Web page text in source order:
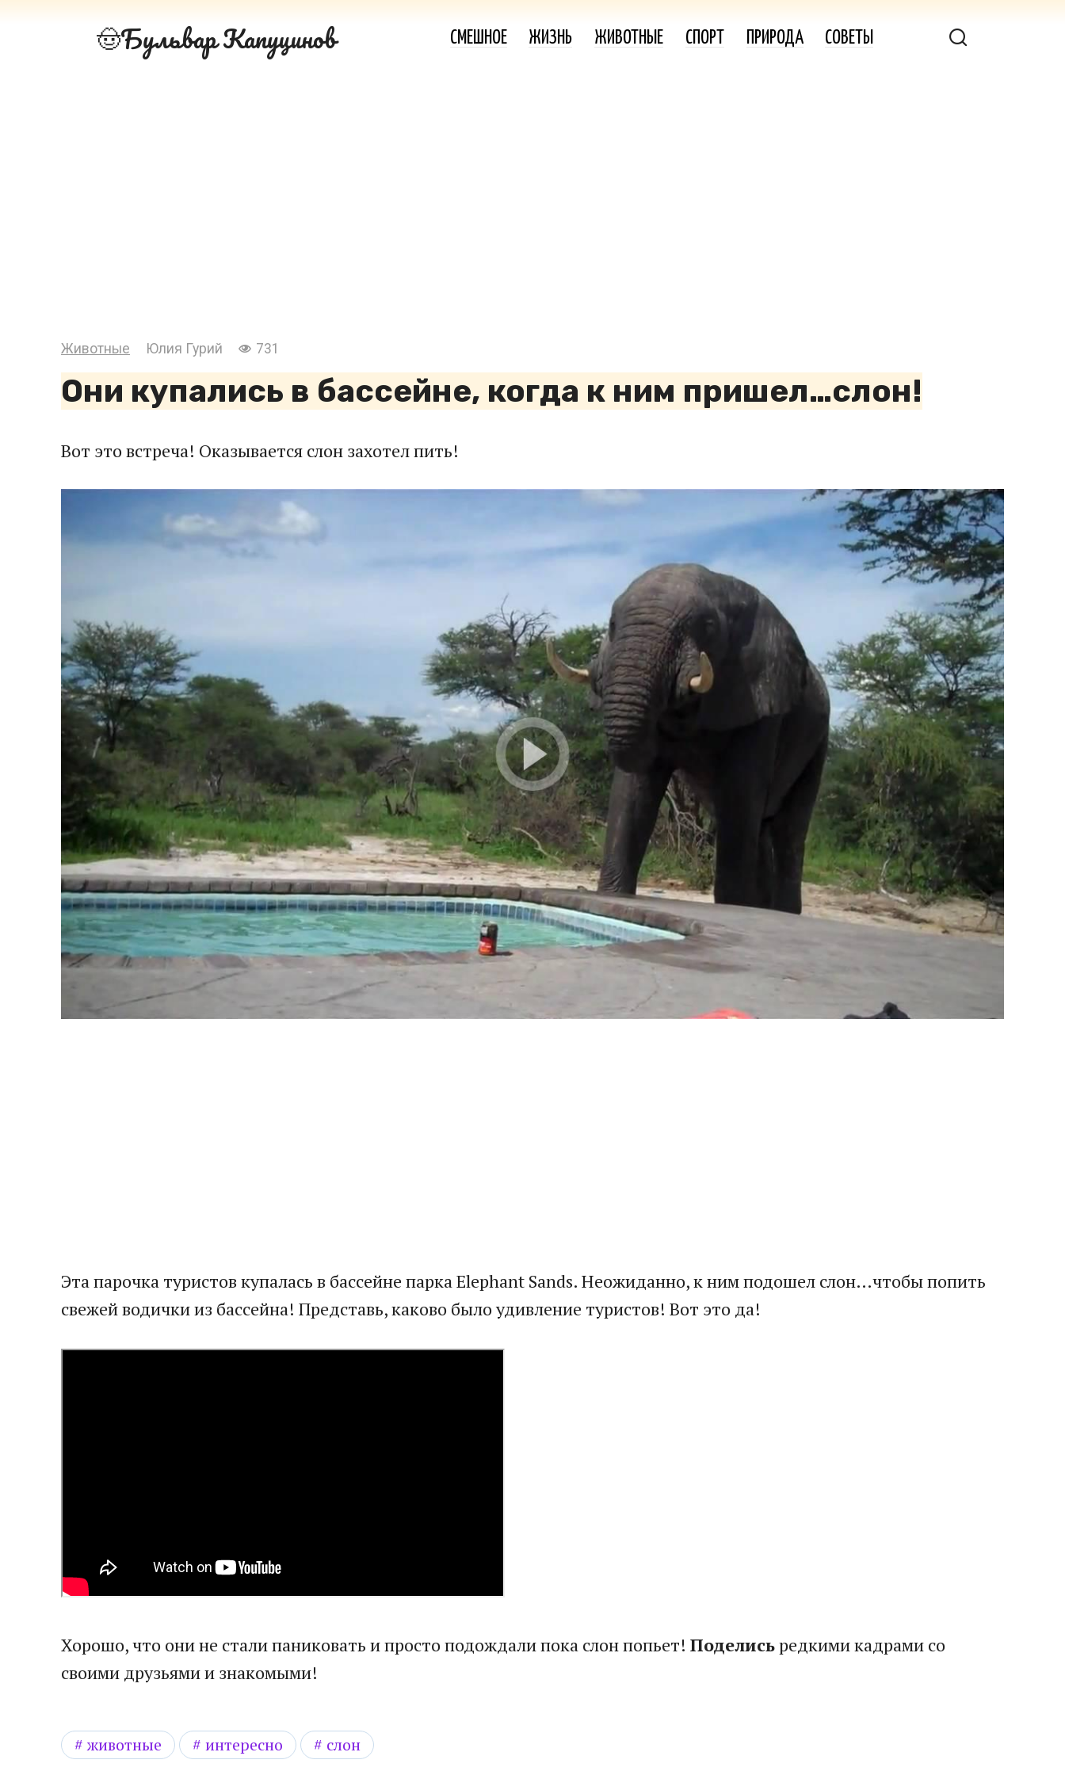
Бульвар Капуцинов СМЕШНОЕ ЖИЗНЬ ЖИВОТНЫЕ СПОРТ ПРИРОДА СОВЕТЫ
Животные Юлия Гурий 731
Они купались в бассейне, когда к ним пришел…слон!
Вот это встреча! Оказывается слон захотел пить!
Эта парочка туристов купалась в бассейне парка Elephant Sands. Неожиданно, к ним подошел слон…чтобы попить
свежей водички из бассейна! Представь, каково было удивление туристов! Вот это да!
Хорошо, что они не стали паниковать и просто подождали пока слон попьет! Поделисьредкими кадрами со
своими друзьями и знакомыми!
животные интересно слон